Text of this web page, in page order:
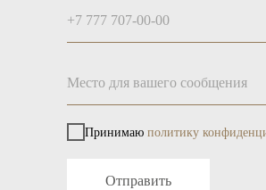
Принимаю политику
Отправить